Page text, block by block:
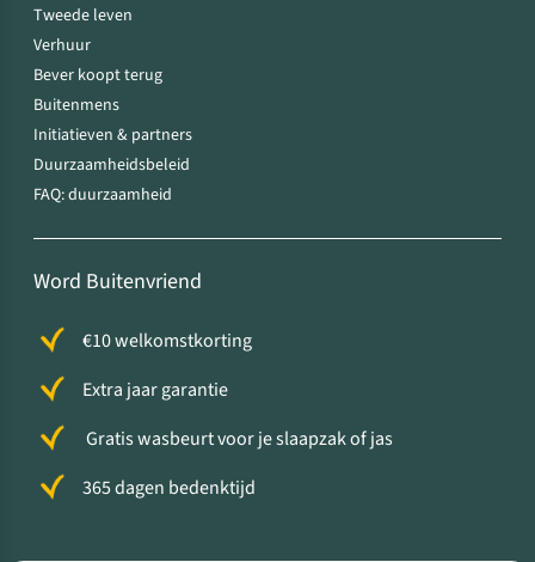
Tweede leven
Verhuur
Bever koopt terug
Buitenmens
Initiatieven & partners
Duurzaamheidsbeleid
FAQ: duurzaamheid
Word Buitenvriend
€10 welkomstkorting
Extra jaar garantie
Gratis wasbeurt voor je slaapzak of jas
365 dagen bedenktijd